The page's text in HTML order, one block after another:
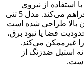
از نیروی
دست، امکان بلند کردن و جابه‌جایی بار را فراهم می‌کند. مدل 5 تنی
بالا طراحی شده است
فضا یا نبود برق،
را غیرممکن می‌کند.
استیل ضدزنگ از
است.